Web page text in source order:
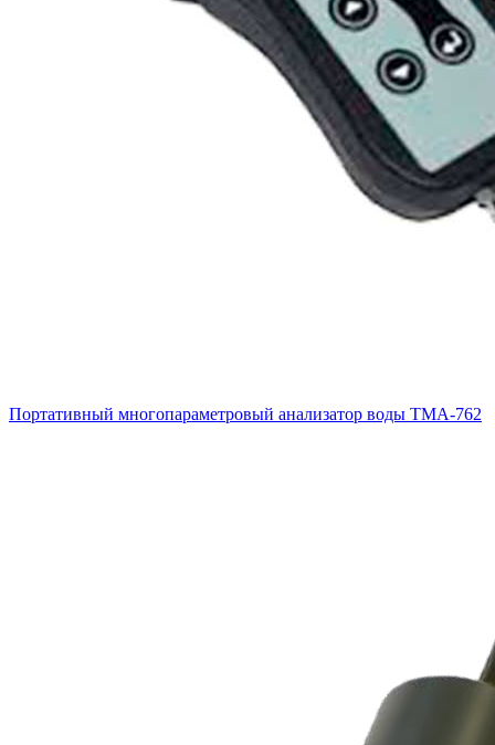
Портативный многопараметровый анализатор воды ТМА-762